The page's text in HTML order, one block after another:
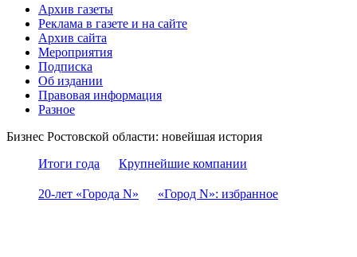
Архив газеты
Реклама в газете и на сайте
Архив сайта
Мероприятия
Подписка
Об издании
Правовая информация
Разное
Бизнес Ростовской области: новейшая история
Итоги года
Крупнейшие компании
20-лет «Города N» «Город N»: избранное